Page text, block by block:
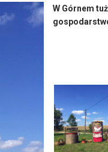
W Górnem